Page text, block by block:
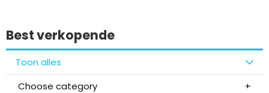
Best verkopende
Toon alles
Choose category